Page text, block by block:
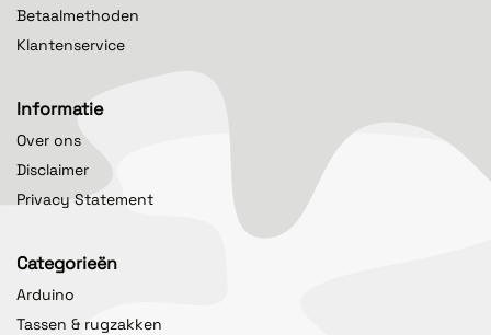
Betaalmethoden
Klantenservice
Informatie
Over ons
Disclaimer
Privacy Statement
Categorieën
Arduino
Tassen & rugzakken